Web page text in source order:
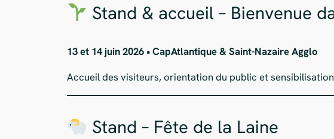
Stand & accueil – Bienvenue
13 et 14 juin 2026 • CapAtlantique & Saint-Nazaire Agglo
Accueil des visiteurs, orientation du public et
Stand – Fête de la Laine